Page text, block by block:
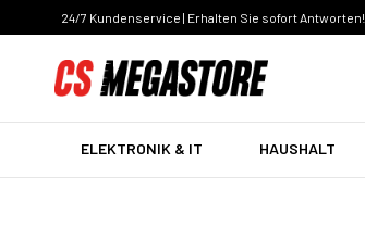
24/7 Kundenservice | Erhalten Sie sofort Antworten!
ELEKTRONIK & IT HAUSHALT